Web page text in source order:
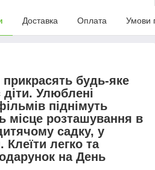
Доставка Оплата Умови
прикрасять будь-яке
Улюблені
піднімуть
місце розташування в
садку, у
Клеїти легко та
на День